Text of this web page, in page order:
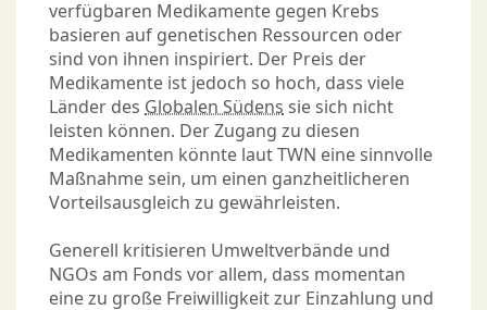
verfügbaren Medikamente gegen Krebs
basieren auf genetischen Ressourcen oder
sind von ihnen inspiriert. Der Preis der
Medikamente ist jedoch so hoch, dass viele
Länder des Globalen Südens sie sich nicht
leisten können. Der Zugang zu diesen
Medikamenten könnte laut TWN eine sinnvolle
Maßnahme sein, um einen ganzheitlicheren
Vorteilsausgleich zu gewährleisten.
Generell kritisieren Umweltverbände und
NGOs am Fonds vor allem, dass momentan
eine zu große Freiwilligkeit zur Einzahlung und